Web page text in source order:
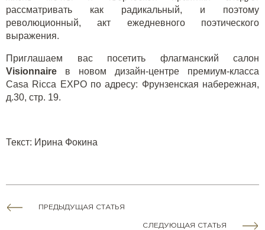
рассматривать как радикальный, и поэтому
революционный, акт ежедневного поэтического
выражения.
Приглашаем вас посетить флагманский салон
Visionnaire
в новом дизайн-центре премиум-класса
Casa Ricca EXPO по адресу: Фрунзенская набережная,
д.30, стр. 19.
Текст: Ирина Фокина
ПРЕДЫДУЩАЯ СТАТЬЯ
СЛЕДУЮЩАЯ СТАТЬЯ